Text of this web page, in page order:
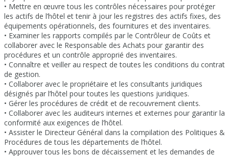
• Mettre en œuvre tous les contrôles nécessaires pour protéger
les actifs de l’hôtel et tenir à jour les registres des actifs fixes, des
équipements opérationnels, des fournitures et des inventaires.
• Examiner les rapports compilés par le Contrôleur de Coûts et
collaborer avec le Responsable des Achats pour garantir des
procédures et un contrôle approprié des inventaires.
• Connaître et veiller au respect de toutes les conditions du contrat
de gestion.
• Collaborer avec le propriétaire et les consultants juridiques
désignés par l’hôtel pour toutes les questions juridiques.
• Gérer les procédures de crédit et de recouvrement clients.
• Collaborer avec les auditeurs internes et externes pour garantir la
conformité aux exigences de l’hôtel.
• Assister le Directeur Général dans la compilation des Politiques &
Procédures de tous les départements de l’hôtel.
• Approuver tous les bons de décaissement et les demandes de